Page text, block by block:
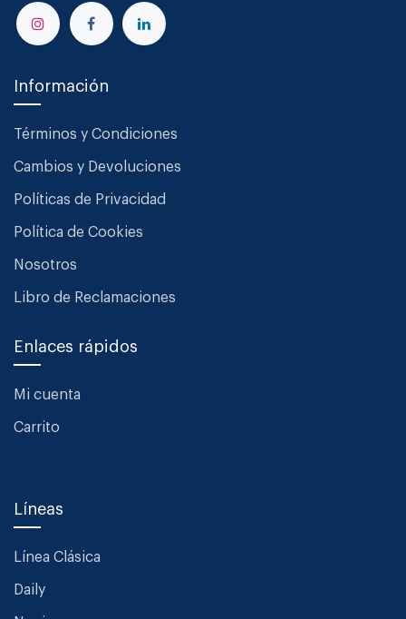
Información
Términos y Condiciones
Cambios y Devoluciones
Políticas de Privacidad
Política de Cookies
Nosotros
Libro de Reclamaciones
Enlaces rápidos
Mi cuenta
Carrito
Líneas
Línea Clásica
Daily